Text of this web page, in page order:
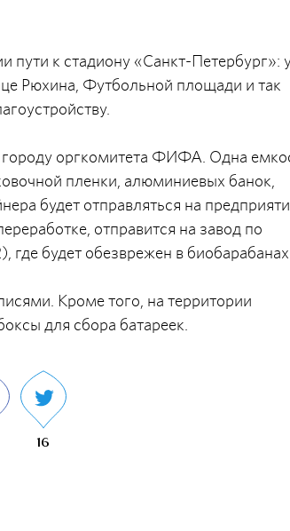
к стадиону «Санкт-Петербург»:
Рюхина, Футбольной площади и так
оргкомитета ФИФА. Одна
пленки, алюминиевых банок,
будет отправляться на
отправится на завод по
будет обезврежен в
Кроме того, на территории
для сбора батареек.
16